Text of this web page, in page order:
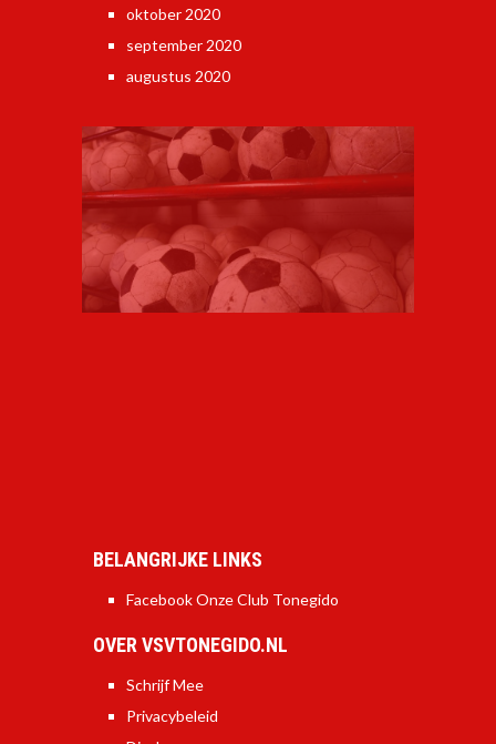
oktober 2020
september 2020
augustus 2020
BELANGRIJKE LINKS
Facebook Onze Club Tonegido
OVER VSVTONEGIDO.NL
Schrijf Mee
Privacybeleid